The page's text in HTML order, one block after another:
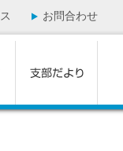
お問合わせ